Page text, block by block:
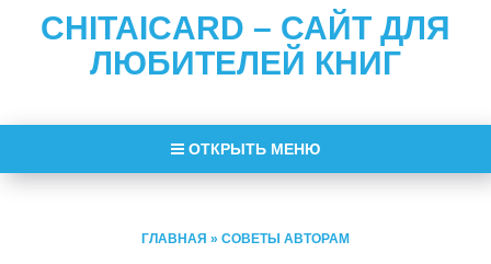
CHITAICARD – САЙТ ДЛЯ
ЛЮБИТЕЛЕЙ КНИГ
ОТКРЫТЬ МЕНЮ
ГЛАВНАЯ » СОВЕТЫ АВТОРАМ